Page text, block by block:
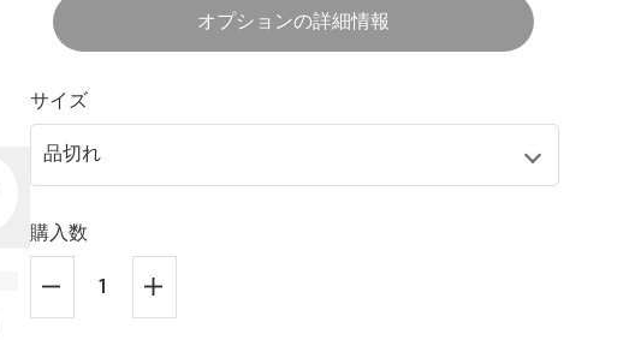
オプションの詳細情報
サイズ
購入数